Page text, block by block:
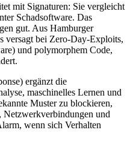
mit Signaturen: Sie vergleicht
Schadsoftware. Das
gut. Aus Hamburger
versagt bei Zero-Day-Exploits,
und polymorphem Code,
ergänzt die
maschinelles Lernen und
Muster zu blockieren,
Netzwerkverbindungen und
wenn sich Verhalten